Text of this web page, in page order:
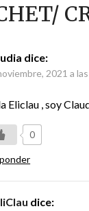
dice:
2021 a
Eliclau , soy
0
dice: